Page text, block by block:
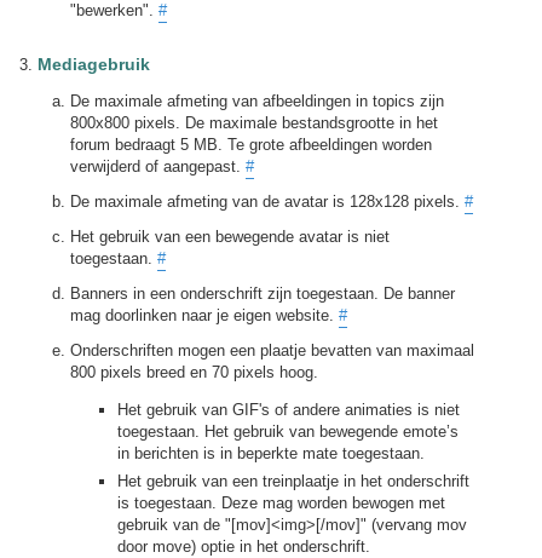
"bewerken". #
Mediagebruik
De maximale afmeting van afbeeldingen in topics zijn
800x800 pixels. De maximale bestandsgrootte in het
forum bedraagt 5 MB. Te grote afbeeldingen worden
verwijderd of aangepast. #
De maximale afmeting van de avatar is 128x128 pixels. #
Het gebruik van een bewegende avatar is niet
toegestaan. #
Banners in een onderschrift zijn toegestaan. De banner
mag doorlinken naar je eigen website. #
Onderschriften mogen een plaatje bevatten van maximaal
800 pixels breed en 70 pixels hoog.
Het gebruik van GIF's of andere animaties is niet
toegestaan. Het gebruik van bewegende emote’s
in berichten is in beperkte mate toegestaan.
Het gebruik van een treinplaatje in het onderschrift
is toegestaan. Deze mag worden bewogen met
gebruik van de "[mov]<img>[/mov]" (vervang mov
door move) optie in het onderschrift.